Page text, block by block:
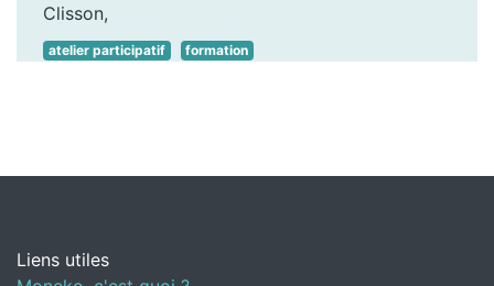
Clisson,
atelier participatif formation
Liens utiles